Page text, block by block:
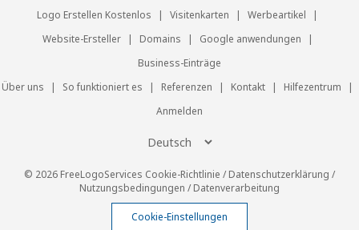
Logo Erstellen Kostenlos | Visitenkarten | Werbeartikel
|
Website-Ersteller
| Domains | Google anwendungen
|
Business-Einträge
Über uns
| So funktioniert es | Referenzen | Kontakt | Hilfezentrum
|
Anmelden
© 2026 FreeLogoServices Cookie-Richtlinie /Datenschutzerklärung /
Nutzungsbedingungen /Datenverarbeitung
Cookie-Einstellungen